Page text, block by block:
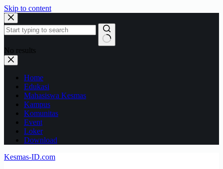
Skip to content
No results
Home
Edukasi
Mahasiswa Kesmas
Kampus
Komunitas
Event
Loker
Download
Kesmas-ID.com